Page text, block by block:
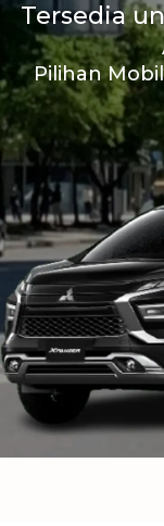
Tersedia
Pilihan